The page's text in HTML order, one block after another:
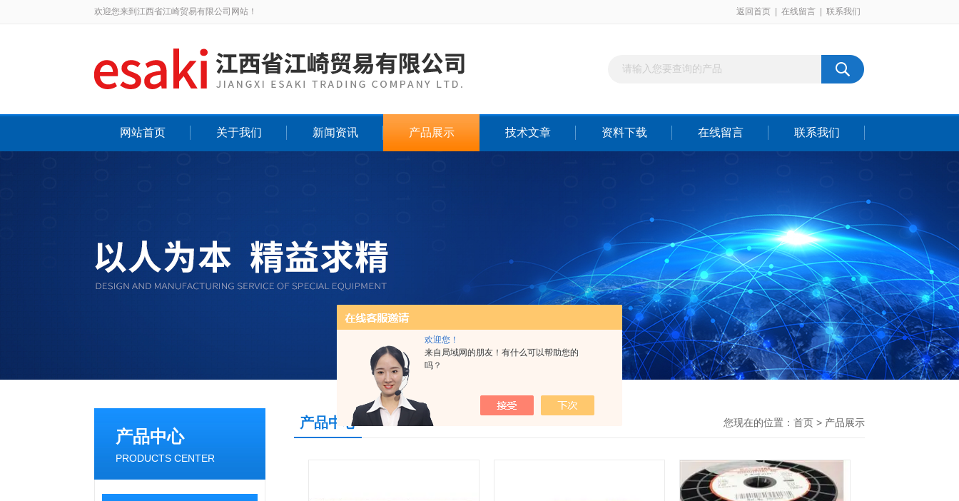
欢迎您！
来自局域网的朋友！有什么可以帮助您的
吗？
欢迎您来到江西省江崎贸易有限公司网站！ 返回首页 在线留言 联系我们
网站首页 关于我们 新闻资讯 产品展示 技术文章 资料下载 在线留言 联系我们
产品中心
PRODUCTS CENTER
产品中心 您现在的位置： 首页 > 产品展示